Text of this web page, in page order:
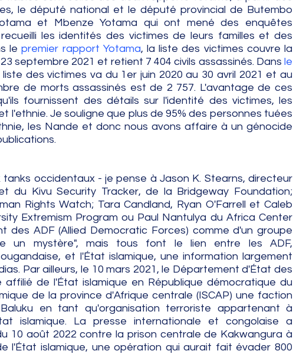
le député national et le député provincial de Butembo
et Mbenze Yotama qui ont mené des enquêtes
les identités des victimes de leurs familles et des
le premier rapport Yotama, la liste des victimes couvre la
septembre 2021 et retient 7 404 civils assassinés. Dans le
liste des victimes va du 1er juin 2020 au 30 avril 2021 et au
de morts assassinés est de 2 757. L'avantage de ces
fournissent des détails sur l'identité des victimes, les
l'ethnie. Je souligne que plus de 95% des personnes tuées
les Nande et donc nous avons affaire à un génocide
occidentaux - je pense à Jason K. Stearns, directeur
du Kivu Security Tracker, de la Bridgeway Foundation;
Rights Watch; Tara Candland, Ryan O'Farrell et Caleb
Extremism Program ou Paul Nantulya du Africa Center
des ADF (Allied Democratic Forces) comme d'un groupe
un mystère", mais tous font le lien entre les ADF,
et l'État islamique, une information largement
Par ailleurs, le 10 mars 2021, le Département d'État des
affilié de l'État islamique en République démocratique du
de la province d'Afrique centrale (ISCAP) une faction
en tant qu'organisation terroriste appartenant à
islamique. La presse internationale et congolaise a
10 août 2022 contre la prison centrale de Kakwangura à
l'État islamique, une opération qui aurait fait évader 800